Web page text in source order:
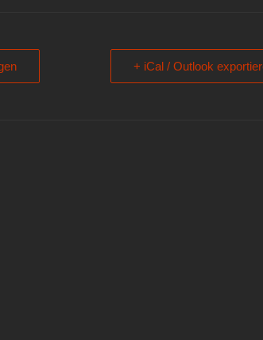
+ iCal / Outlook